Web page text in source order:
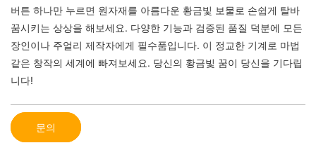
버튼 하나만 누르면 원자재를 아름다운 황금빛 보물로 손쉽게 탈바
꿈시키는 상상을 해보세요. 다양한 기능과 검증된 품질 덕분에 모든
장인이나 주얼리 제작자에게 필수품입니다. 이 정교한 기계로 마법
같은 창작의 세계에 빠져보세요. 당신의 황금빛 꿈이 당신을 기다립
니다!
문의